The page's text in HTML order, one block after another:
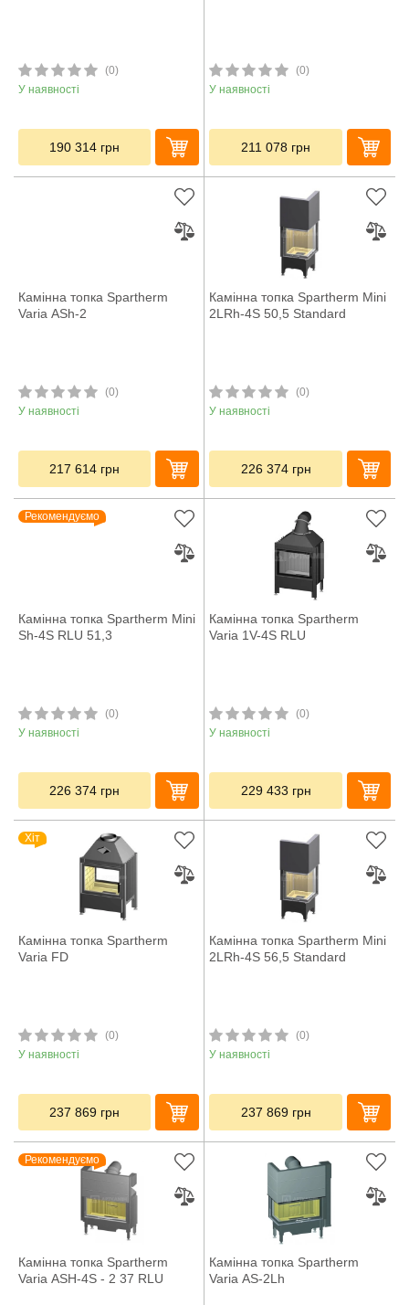
(0)
У наявності
190 314 грн
(0)
У наявності
211 078 грн
Камінна топка Spartherm
Varia ASh-2
(0)
У наявності
217 614 грн
Камінна топка Spartherm Mini
2LRh-4S 50,5 Standard
(0)
У наявності
226 374 грн
Рекомендуємо
Камінна топка Spartherm Mini
Sh-4S RLU 51,3
(0)
У наявності
226 374 грн
Камінна топка Spartherm
Varia 1V-4S RLU
(0)
У наявності
229 433 грн
Хіт
Камінна топка Spartherm
Varia FD
(0)
У наявності
237 869 грн
Камінна топка Spartherm Mini
2LRh-4S 56,5 Standard
(0)
У наявності
237 869 грн
Рекомендуємо
Камінна топка Spartherm
Varia ASH-4S - 2 37 RLU
Камінна топка Spartherm
Varia AS-2Lh